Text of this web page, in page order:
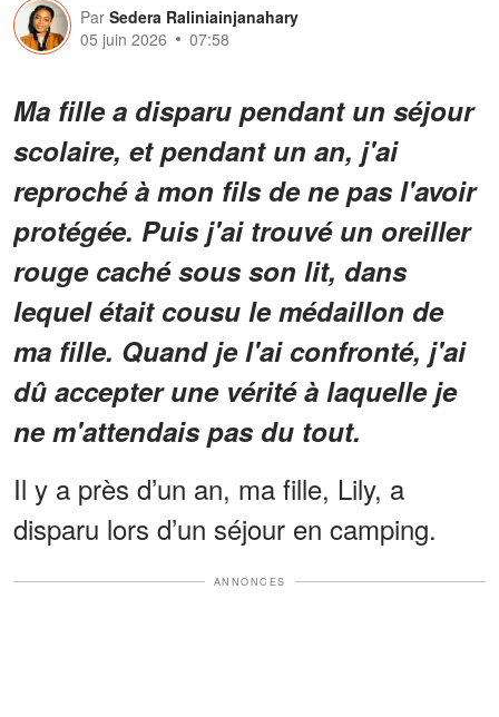
Par Sedera Raliniainjanahary
05 juin 2026
07:58
Ma fille a disparu pendant un séjour
scolaire, et pendant un an, j'ai
reproché à mon fils de ne pas l'avoir
protégée. Puis j'ai trouvé un oreiller
rouge caché sous son lit, dans
lequel était cousu le médaillon de
ma fille. Quand je l'ai confronté, j'ai
dû accepter une vérité à laquelle je
ne m'attendais pas du tout.
Il y a près d’un an, ma fille, Lily, a
disparu lors d’un séjour en camping.
ANNONCES